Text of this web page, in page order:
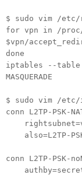
$ sudo vim /
for vpn in /
$vpn/
done
iptables --table
MASQUERADE
$ sudo vim /etc/
conn L2TP-PSK-
also=L2TP-
conn L2TP-PSK-